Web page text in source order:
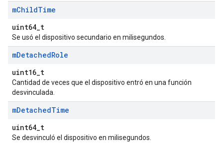
mChildTime
uint64_t
Se usó el dispositivo secundario en milisegundos.
mDetachedRole
uint16_t
Cantidad de veces que el dispositivo entró en una función
desvinculada.
mDetachedTime
uint64_t
Se desvinculó el dispositivo en milisegundos.